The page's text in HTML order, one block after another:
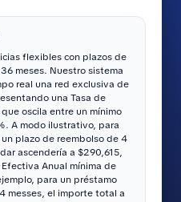
flexibles con plazos de
meses. Nuestro sistema
real una red exclusiva de
una Tasa de
oscila entre un mínimo
A modo ilustrativo, para
plazo de reembolso de 4
ascendería a $290,615,
Anual mínima de
para un préstamo
messes, el importe total a